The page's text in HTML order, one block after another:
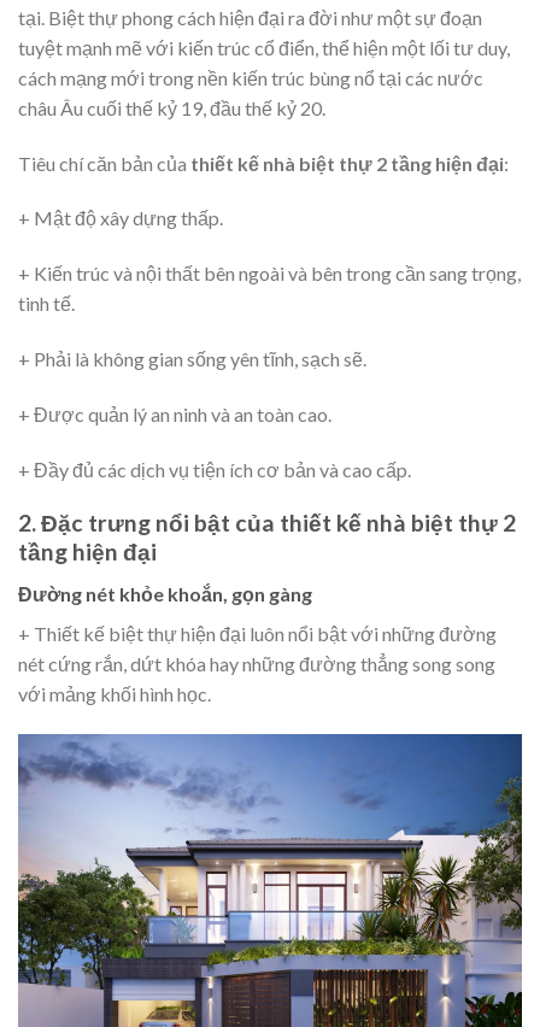
tại. Biệt thự phong cách hiện đại ra đời như một sự đoạn
tuyệt mạnh mẽ với kiến trúc cổ điển, thể hiện một lối tư duy,
cách mạng mới trong nền kiến trúc bùng nổ tại các nước
châu Âu cuối thế kỷ 19, đầu thế kỷ 20.
Tiêu chí căn bản của thiết kế nhà biệt thự 2 tầng hiện đại:
+ Mật độ xây dựng thấp.
+ Kiến trúc và nội thất bên ngoài và bên trong cần sang trọng,
tinh tế.
+ Phải là không gian sống yên tĩnh, sạch sẽ.
+ Được quản lý an ninh và an toàn cao.
+ Đầy đủ các dịch vụ tiện ích cơ bản và cao cấp.
2. Đặc trưng nổi bật của thiết kế nhà biệt thự 2
tầng hiện đại
Đường nét khỏe khoắn, gọn gàng
+ Thiết kế biệt thự hiện đại luôn nổi bật với những đường
nét cứng rắn, dứt khóa hay những đường thẳng song song
với mảng khối hình học.